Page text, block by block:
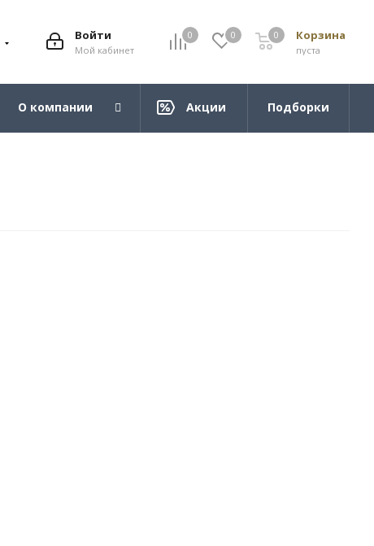
0 0 Корзина
пуста
0
Войти
Мой кабинет
О компании Акции Подборки